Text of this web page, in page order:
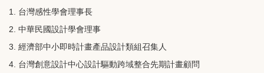
1. 台灣感性學會理事長
2. 中華民國設計學會理事
3. 經濟部中小即時計畫產品設計類組召集人
4. 台灣創意設計中心設計驅動跨域整合先期計畫顧問